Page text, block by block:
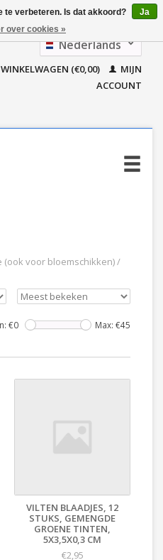
Nederlands
Français
WINKELWAGEN (€0,00)
MIJN
ACCOUNT
(ook voor bloemschikken)/
€0 Max: €45
VILTEN BLAADJES, 12
STUKS, GEMENGDE
GROENE TINTEN,
5X3,5X0,3 CM
€2,95
te verbeteren. Is dat akkoord?
Ja
over cookies »